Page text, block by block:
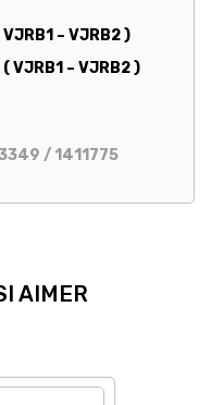
– VJRB2 )
VJRB1 – VJRB2 )
/ 1411775
AIMER